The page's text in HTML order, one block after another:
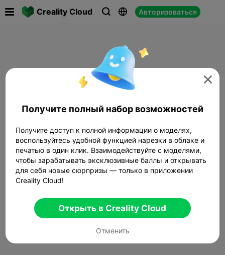
Creality Cloud   Авторизоваться

Получите полный набор возможностей
Получите доступ к полной информации о моделях,
воспользуйтесь удобной функцией нарезки в облаке и
печатью в один клик. Взаимодействуйте с моделями,
чтобы зарабатывать эксклюзивные баллы и открывать
для себя новые сюрпризы — только в приложении
Creality Cloud!
Открыть в Creality Cloud
Отменить